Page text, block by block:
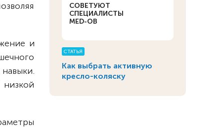
СОВЕТУЮТ
СПЕЦИАЛИСТЫ
MED-OB
СТАТЬЯ
Как выбрать активную
кресло-коляску
и